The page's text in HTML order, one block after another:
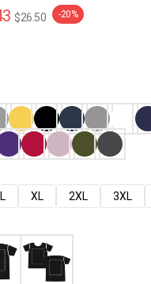
$26.50 -20%
L XL 2XL 3XL